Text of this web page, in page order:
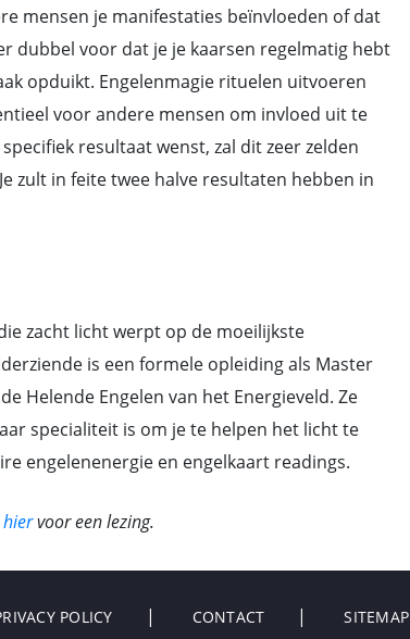
mensen je manifestaties beïnvloeden of dat
dubbel voor dat je je kaarsen regelmatig hebt
opduikt. Engelenmagie rituelen uitvoeren
voor andere mensen om invloed uit te
resultaat wenst, zal dit zeer zelden
zult in feite twee halve resultaten hebben in
zacht licht werpt op de moeilijkste
is een formele opleiding als Master
Helende Engelen van het Energieveld. Ze
specialiteit is om je te helpen het licht te
engelenenergie en engelkaart readings.
voor een lezing.
POLICY CONTACT SITEMAP